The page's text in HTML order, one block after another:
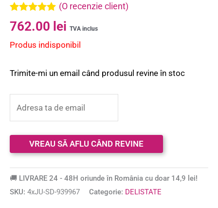
Evaluat la
5.00din 5 pe
singure
(O recenzie client)
762.00 lei TVA inclus
Produs indisponibil
Trimite-mi un email când produsul revine în stoc
🚚 LIVRARE 24 - 48H oriunde în România cu doar 14,9 lei!
SKU: 4xJU-SD-939967 Categorie: DELISTATE